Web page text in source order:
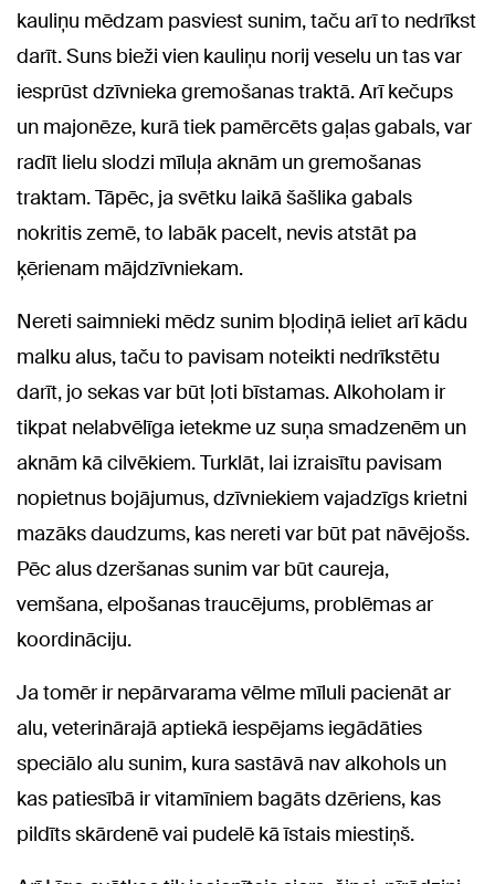
kauliņu mēdzam pasviest sunim, taču arī to nedrīkst
darīt. Suns bieži vien kauliņu norij veselu un tas var
iesprūst dzīvnieka gremošanas traktā. Arī kečups
un majonēze, kurā tiek pamērcēts gaļas gabals, var
radīt lielu slodzi mīluļa aknām un gremošanas
traktam. Tāpēc, ja svētku laikā šašlika gabals
nokritis zemē, to labāk pacelt, nevis atstāt pa
ķērienam mājdzīvniekam.
Nereti saimnieki mēdz sunim bļodiņā ieliet arī kādu
malku alus, taču to pavisam noteikti nedrīkstētu
darīt, jo sekas var būt ļoti bīstamas. Alkoholam ir
tikpat nelabvēlīga ietekme uz suņa smadzenēm un
aknām kā cilvēkiem. Turklāt, lai izraisītu pavisam
nopietnus bojājumus, dzīvniekiem vajadzīgs krietni
mazāks daudzums, kas nereti var būt pat nāvējošs.
Pēc alus dzeršanas sunim var būt caureja,
vemšana, elpošanas traucējums, problēmas ar
koordināciju.
Ja tomēr ir nepārvarama vēlme mīluli pacienāt ar
alu, veterinārajā aptiekā iespējams iegādāties
speciālo alu sunim, kura sastāvā nav alkohols un
kas patiesībā ir vitamīniem bagāts dzēriens, kas
pildīts skārdenē vai pudelē kā īstais miestiņš.